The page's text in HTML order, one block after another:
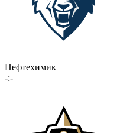
Нефтехимик
-:-